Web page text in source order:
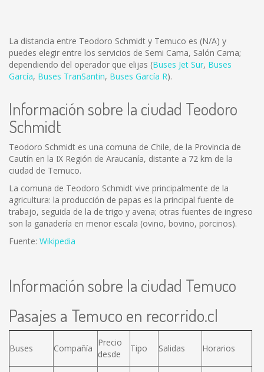
La distancia entre Teodoro Schmidt y Temuco es (N/A) y
puedes elegir entre los servicios de Semi Cama, Salón Cama;
dependiendo del operador que elijas (Buses Jet Sur, Buses
García, Buses TranSantin, Buses García R).
Información sobre la ciudad Teodoro
Schmidt
Teodoro Schmidt es una comuna de Chile, de la Provincia de
Cautín en la IX Región de Araucanía, distante a 72 km de la
ciudad de Temuco.
La comuna de Teodoro Schmidt vive principalmente de la
agricultura: la producción de papas es la principal fuente de
trabajo, seguida de la de trigo y avena; otras fuentes de ingreso
son la ganadería en menor escala (ovino, bovino, porcinos).
Fuente: Wikipedia
Información sobre la ciudad Temuco
Pasajes a Temuco en recorrido.cl
Buses Compañía
Precio
desde
Tipo Salidas Horarios